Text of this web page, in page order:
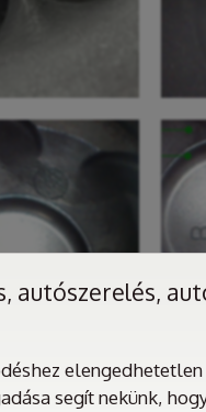
autószerelés,
segít nekünk,